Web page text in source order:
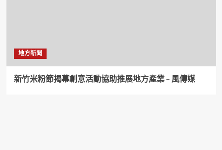
地方新聞
新竹米粉節揭幕創意活動協助推展地方產業 – 風傳媒